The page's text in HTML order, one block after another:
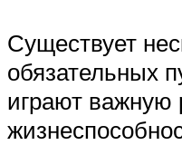
Существует
обязательных
играют важную